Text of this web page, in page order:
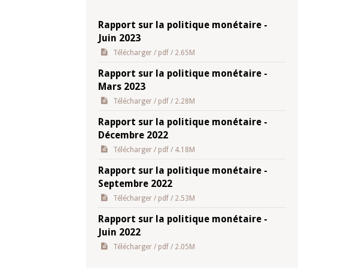
Rapport sur la politique monétaire -
Juin 2023
Télécharger / pdf / 2.65M
Rapport sur la politique monétaire -
Mars 2023
Télécharger / pdf / 2.28M
Rapport sur la politique monétaire -
Décembre 2022
Télécharger / pdf / 4.18M
Rapport sur la politique monétaire -
Septembre 2022
Télécharger / pdf / 2.53M
Rapport sur la politique monétaire -
Juin 2022
Télécharger / pdf / 2.05M